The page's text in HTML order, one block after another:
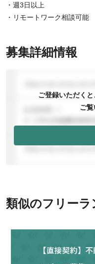
・週3日以上
・リモートワーク相談可能
募集詳細情報
ご登録いただく
ご覧
類似のフリーラ